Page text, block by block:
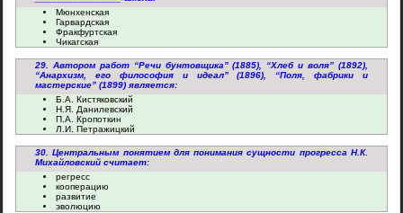
Мюнхенская
Гарвардская
Фракфуртская
Чикагская
29. Автором работ “Речи бунтовщика” (1885), “Хлеб и воля” (1892),
“Анархизм, его философия и идеал” (1896), “Поля, фабрики и
мастерские” (1899) является:
Б.А. Кистяковский
Н.Я. Данилевский
П.А. Кропоткин
Л.И. Петражицкий
30. Центральным понятием для понимания сущности прогресса Н.К.
Михайловский считает:
регресс
кооперацию
развитие
эволюцию